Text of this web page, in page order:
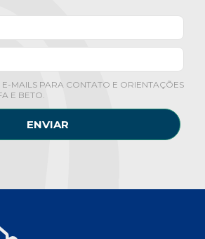
MAILS PARA CONTATO E ORIENTAÇÕES
E BETO.
ENVIAR